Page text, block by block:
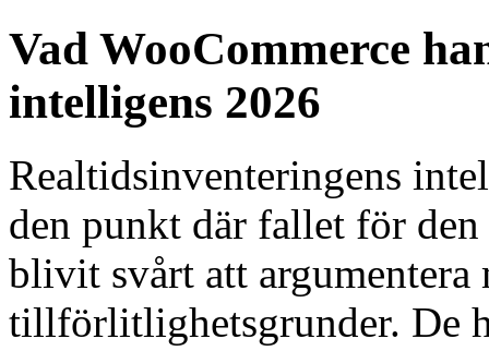
Vad WooCommerce
intelligens 2026
Realtidsinventeringens
den punkt där fallet för
blivit svårt att argumentera
tillförlitlighetsgrunder. De